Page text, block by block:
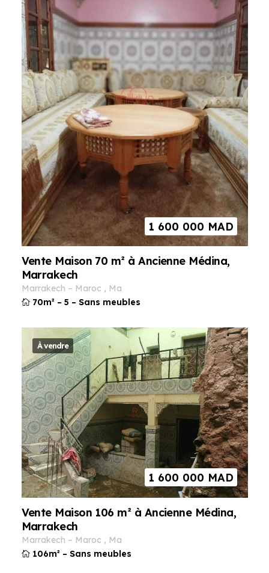
1 600 000 MAD
Vente Maison 70 m² à Ancienne Médina,
Marrakech
marrakech – maroc ,
ma
70m² – 5 – Sans meubles
À vendre
1 600 000 MAD
Vente Maison 106 m² à Ancienne Médina,
Marrakech
marrakech – maroc ,
ma
106m² – Sans meubles